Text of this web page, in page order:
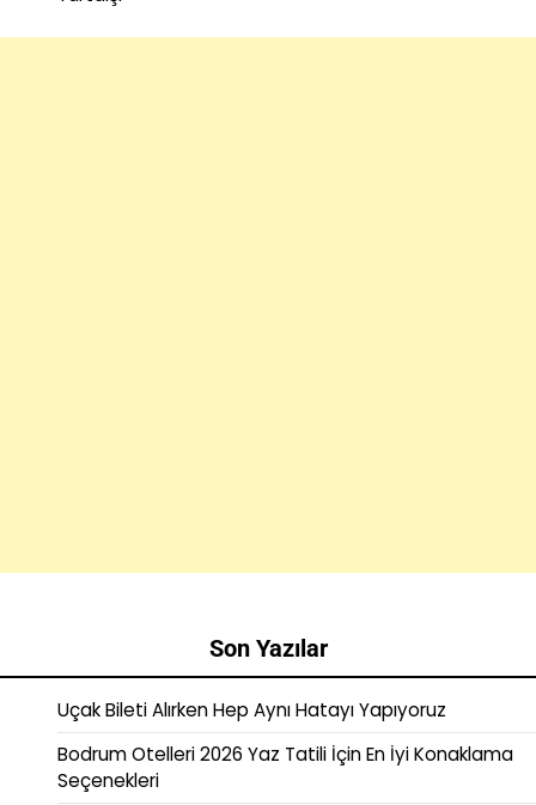
Son Yazılar
Uçak Bileti Alırken Hep Aynı Hatayı Yapıyoruz
Bodrum Otelleri 2026 Yaz Tatili İçin En İyi Konaklama
Seçenekleri